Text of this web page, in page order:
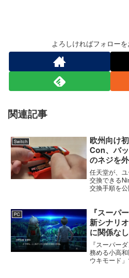
よろしければフォロー
関連記事
Switch
欧州向け
Con、バ
のネジを
任天堂が、
交換できる
交換手順を
れ替える方
ケーブルを
改...
PC
『スーパ
新シナリ
に関係な
でもヘイ
『スーパー
務める小高
ウキモード
にかかわら